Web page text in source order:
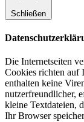
Schließen
Die Internetseiten
Cookies richten auf
enthalten keine
nutzerfreundlicher,
kleine Textdateien,
Ihr Browser